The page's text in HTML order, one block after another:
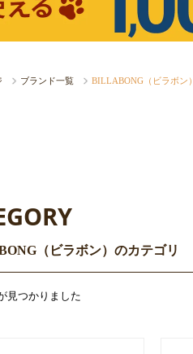
ブランド一覧 BILLABONG（ビラボン）
（ビラボン）のカテゴリ
見つかりました